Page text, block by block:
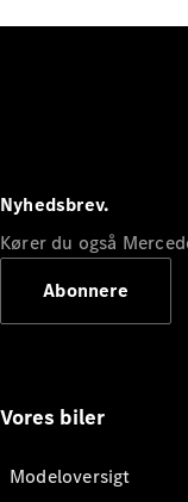
Nyhedsbrev.
Kører du også
Abonnere
Vores biler
Modeloversigt